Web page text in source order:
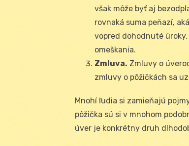
však môže byť aj
rovnaká suma peňazí,
vopred dohodnuté
omeškania.
Zmluva. Zmluvy o
zmluvy o pôžičkách sa
Mnohí ľudia si zamieňajú
pôžička sú si v mnohom
úver je konkrétny druh